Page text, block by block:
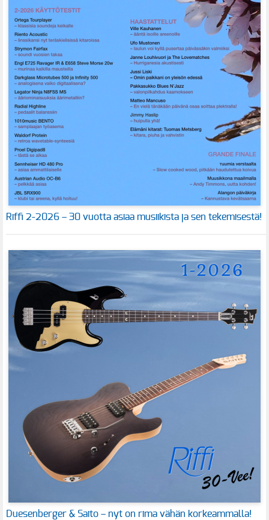
Riffi 2-2026 – 30 vuotta asiaa musiikista ja sen tekemisestä!
Duesenberger & Saito – nyt on rima vähän korkeammalla!